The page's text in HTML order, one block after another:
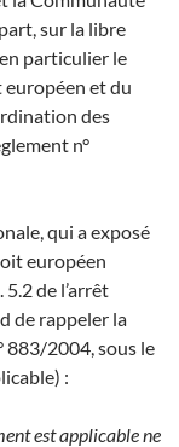
sur la libre
particulier le
européen et du
des
n°
qui a exposé
européen
de l’arrêt
de rappeler la
883/2004, sous le
:
est applicable ne